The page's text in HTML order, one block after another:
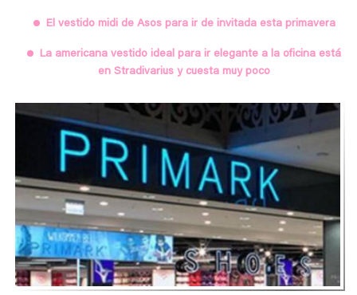
El vestido midi de Asos para ir de invitada esta primavera
La americana vestido ideal para ir elegante a la oficina está
en Stradivarius y cuesta muy poco